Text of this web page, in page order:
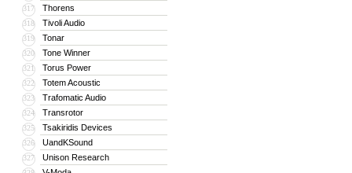
317 Thorens
318 Tivoli Audio
319 Tonar
320 Tone Winner
321 Torus Power
322 Totem Acoustic
323 Trafomatic Audio
324 Transrotor
325 Tsakiridis Devices
326 UandKSound
327 Unison Research